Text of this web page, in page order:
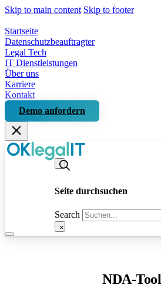
Skip to main content Skip to footer
Startseite
Datenschutzbeauftragter
Legal Tech
IT Dienstleistungen
Über uns
Karriere
Kontakt
Demo anfordern
Seite durchsuchen
Search
×
NDA-Tool